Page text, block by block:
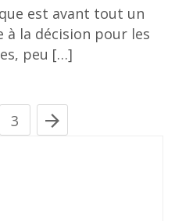
est avant tout un
à la décision pour les
peu […]
3